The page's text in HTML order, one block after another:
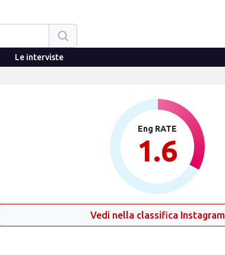
Le interviste
Eng RATE
1.6
Vedi nella classifica Instagram